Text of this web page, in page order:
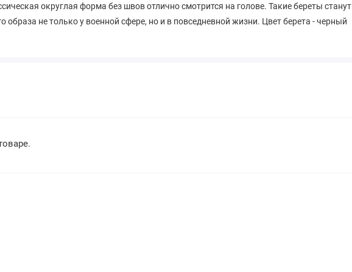
округлая форма без швов отлично смотрится на голове. Такие береты станут
не только у военной сфере, но и в повседневной жизни. Цвет берета - черный